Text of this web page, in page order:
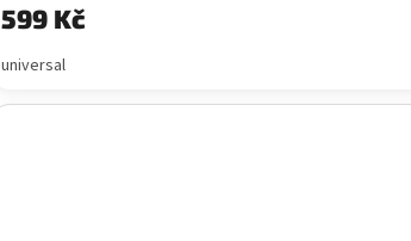
599 Kč
universal